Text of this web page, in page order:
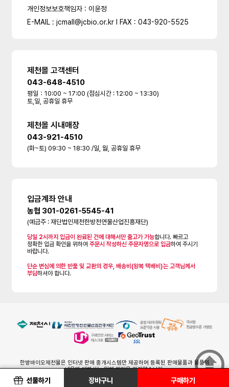
선물하기 장바구니 구매하기
개인정보보호책임자 : 이윤정
E-MAIL : jcmall@jcbio.or.kr l FAX : 043-920-5525
제천몰 고객센터
043-648-4510
평일：10:00 ~ 17:00 (점심시간 : 12:00 ~ 13:30)
토,일, 공휴일 휴무
제천몰 시내매장
043-921-4510
(화~토) 09:30 ~ 18:30 /일, 월, 공휴일 휴무
입금계좌 안내
농협 301-0261-5545-41
(예금주 : 재단법인제천한방천연물산업진흥재단)
당일 2시까지 입금이 완료된 건에 대해서만 출고가 가능합니다. 빠르고
정확한 입금 확인을 위하여주문시 작성하신 주문자명으로 입금하여 주시기
바랍니다.
단순 변심에 의한 반품 및 교환의 경우, 배송비(왕복 택배비)는 고객님께서
부담하셔야 합니다.
한방바이오제천몰은 인터넷 판매 중개시스템만 제공하며 등록된 판매물품과 물품의
내용에 대해서는 일체 책임을 지지않습니다.
제품하자 및 배송관련 등의 차후 책임은 해당입점(생산 및 배송)업체에 있습니다.